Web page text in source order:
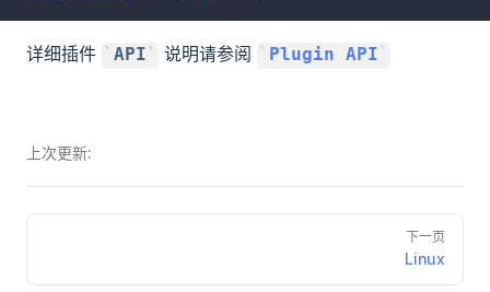
详细插件 API 说明请参阅 Plugin API
上次更新:
下一页
Linux